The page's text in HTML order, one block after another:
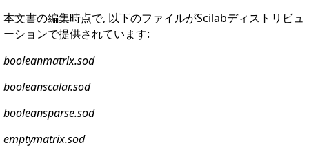
本文書の編集時点で, 以下のファイルがScilabディストリビュ
ーションで提供されています:
booleanmatrix.sod
booleanscalar.sod
booleansparse.sod
emptymatrix.sod